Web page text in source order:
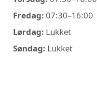
Fredag: 07:30–16:00
Lørdag: Lukket
Søndag: Lukket